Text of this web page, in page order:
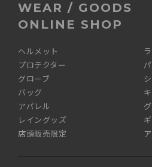
WEAR / GOODS
ONLINE SHOP
ヘルメット
プロテクター
グローブ
バッグ
アパレル
レイングッズ
店頭販売限定